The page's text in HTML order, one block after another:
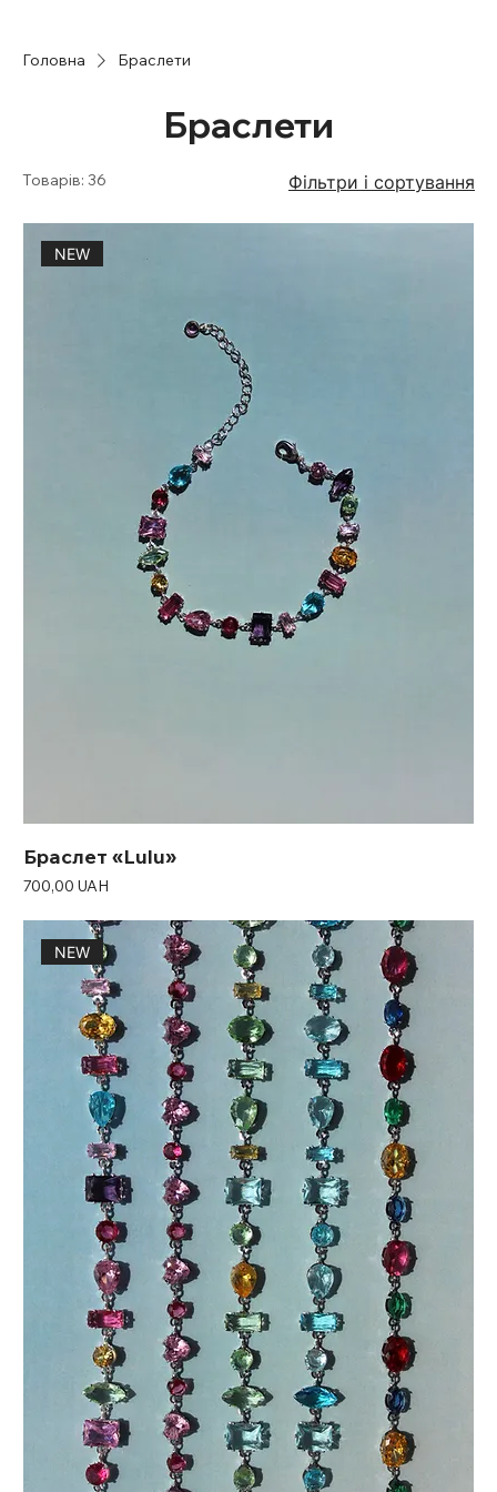
Головна Браслети
Браслети
Товарів: 36 Фільтри і сортування
NEW
Браслет «Lulu»
Ціна
700,00 UAH
NEW